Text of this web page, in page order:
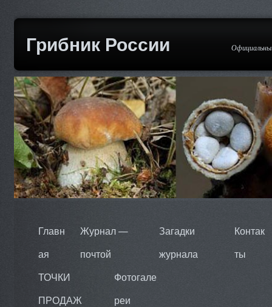
Грибник России
Главн
ая
Журнал —
почтой
Загадки
журнала
Контак
ты
ТОЧКИ
ПРОДАЖ
Фотогале
реи